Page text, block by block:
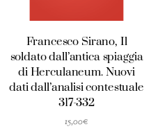
Francesco Sirano, Il
soldato dall’antica spiaggia
di Herculaneum. Nuovi
dati dall’analisi contestuale
317-332
15,00€